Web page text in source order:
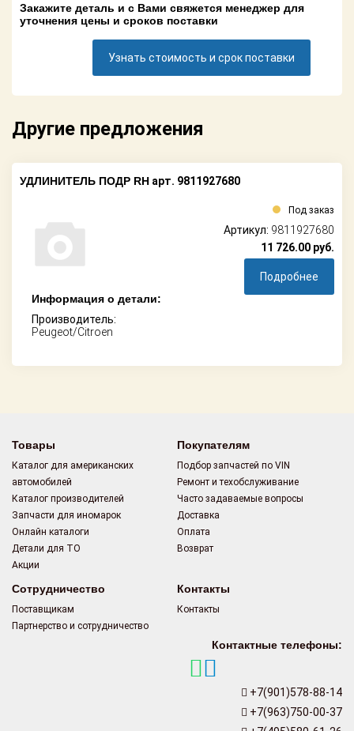
Поставщикам
сотрудничество
Как оформить
Закажите деталь и с Вами свяжется менеджер для
уточнения цены и сроков поставки
Узнать стоимость и срок поставки
Другие предложения
УДЛИНИТЕЛЬ ПОДР RH арт. 9811927680
Информация о детали:
Производитель:
Peugeot/Citroen
Под заказ
Артикул: 9811927680
11 726.00 руб.
Подробнее
Товары
Каталог для американских
автомобилей
Каталог производителей
Запчасти для иномарок
Онлайн каталоги
Детали для ТО
Акции
Покупателям
Подбор запчастей по VIN
Ремонт и техобслуживание
Часто задаваемые вопросы
Доставка
Оплата
Возврат
Сотрудничество
Поставщикам
Партнерство и сотрудничество
Контакты
Контакты
Контактные телефоны:
+7(901)578-88-14
+7(963)750-00-37